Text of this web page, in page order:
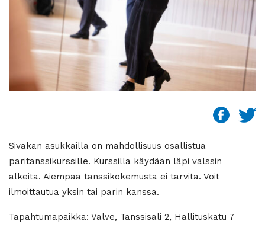
Sivakan asukkailla on mahdollisuus osallistua
paritanssikurssille. Kurssilla käydään läpi valssin
alkeita. Aiempaa tanssikokemusta ei tarvita. Voit
ilmoittautua yksin tai parin kanssa.
Tapahtumapaikka: Valve, Tanssisali 2, Hallituskatu 7